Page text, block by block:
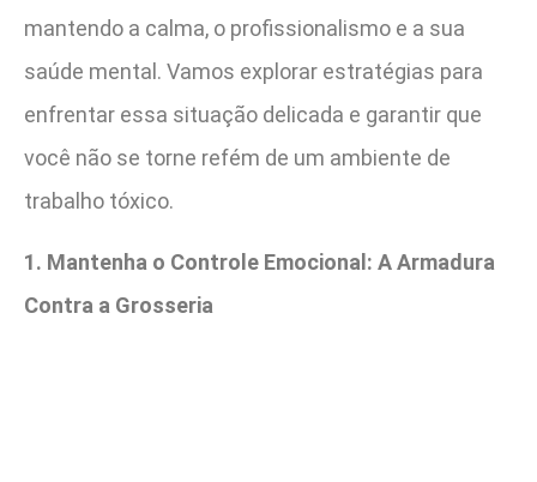
mantendo a calma, o profissionalismo e a sua
saúde mental. Vamos explorar estratégias para
enfrentar essa situação delicada e garantir que
você não se torne refém de um ambiente de
trabalho tóxico.
1. Mantenha o Controle Emocional: A Armadura
Contra a Grosseria